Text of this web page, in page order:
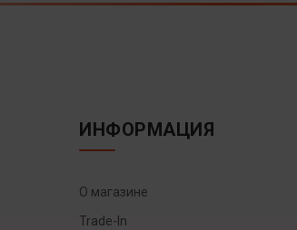
ИНФОРМАЦИЯ
О магазине
Trade-In